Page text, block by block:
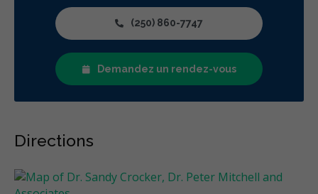
(250) 860-7747
Demandez un rendez-vous
Directions